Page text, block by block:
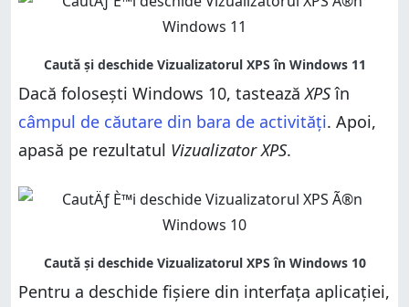
Dacă folosești Windows 10, tasteazăXPSîn
câmpul de căutare din bara de activități. Apoi,
apasă pe rezultatul Vizualizator XPS.
Pentru a deschide fișiere din interfața aplicației,